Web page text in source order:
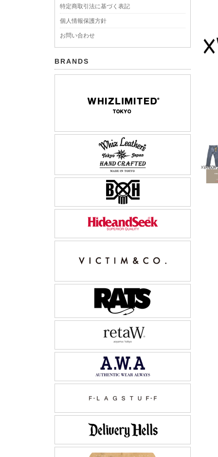
特定商取引法に基づく表記
個人情報保護方針
お問い合わせ
BRANDS